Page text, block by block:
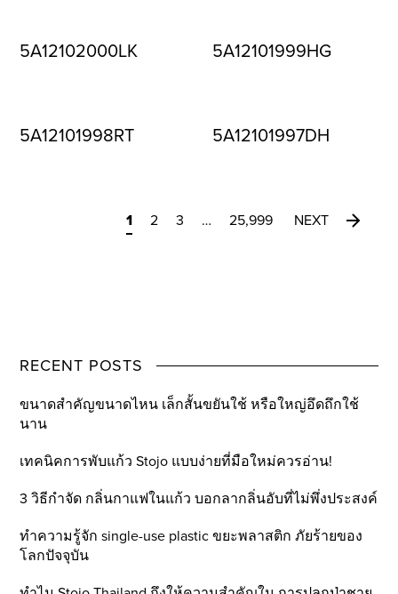
5A12102000LK 5A12101999HG
5A12101998RT 5A12101997DH
1 2 3 … 25,999 NEXT
RECENT POSTS
ขนาดสำคัญขนาดไหน เล็กสั้นขยันใช้ หรือใหญ่อึดถึกใช้
นาน
เทคนิคการพับแก้ว Stojo แบบง่ายที่มือใหม่ควรอ่าน!
3 วิธีกำจัด กลิ่นกาแฟในแก้ว บอกลากลิ่นอับที่ไม่พึ่งประสงค์
ทำความรู้จัก single-use plastic ขยะพลาสติก ภัยร้ายของ
โลกปัจจุบัน